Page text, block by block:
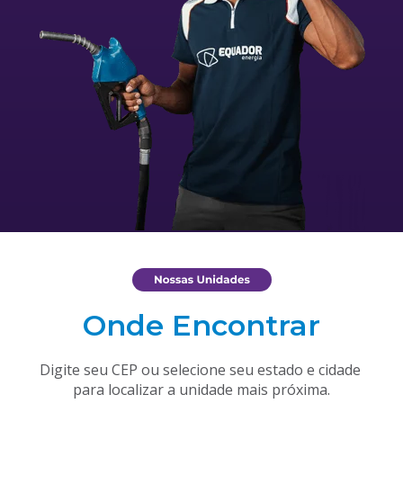
Onde Encontrar
Digite seu CEP ou selecione seu estado e cidade
para localizar a unidade mais próxima.